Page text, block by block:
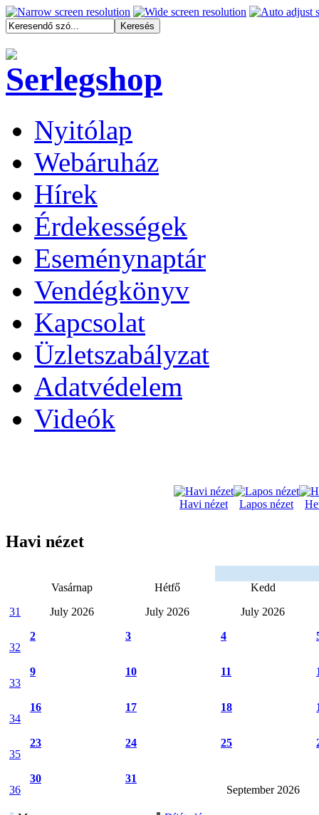
Nyitólap
Webáruház
Hírek
Érdekességek
Eseménynaptár
Vendégkönyv
Kapcsolat
Üzletszabályzat
Adatvédelem
Videók
Havi nézet Lapos nézet
Havi nézet
Vasárnap Hétfő
Kedd
31
July 2026 July 2026 July 2026
32
2 3 4
33
9 10 11
34
16 17 18
35
23 24 25
36
30
31
September 2026